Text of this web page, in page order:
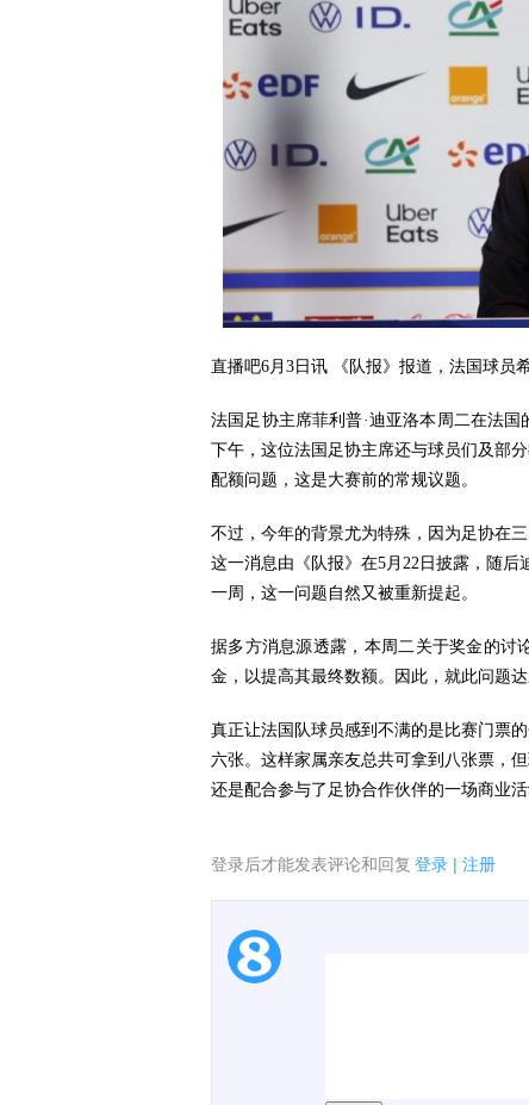
直播吧6月3日讯 《队报》报道，法国球员
法国足协主席菲利普·迪亚洛本周二在法
下午，这位法国足协主席还与球员们及部
配额问题，这是大赛前的常规议题。
不过，今年的背景尤为特殊，因为足协在
这一消息由《队报》在5月22日披露，随
一周，这一问题自然又被重新提起。
据多方消息源透露，本周二关于奖金的讨
金，以提高其最终数额。因此，就此问题达
真正让法国队球员感到不满的是比赛门票
六张。这样家属亲友总共可拿到八张票，
还是配合参与了足协合作伙伴的一场商业活
登录后才能发表评论和回复 登录 | 注册
1.电脑端新用户可以发